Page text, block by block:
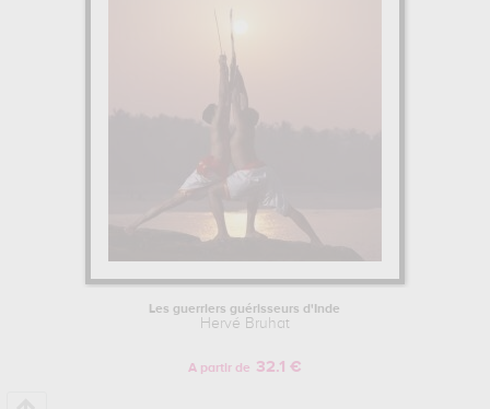
Les guerriers guérisseurs d'Inde
Hervé Bruhat
A partir de 32.1 €